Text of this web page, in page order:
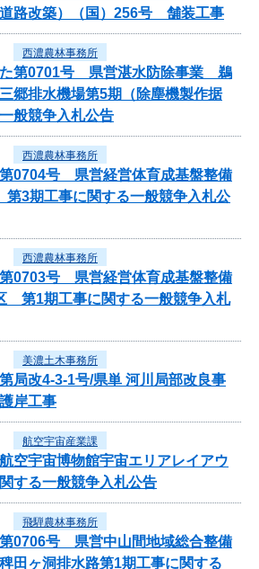
路改築）（国）256号 舗装工事
西濃農林事務所
た第0701号 県営湛水防除事業 鵜
郷排水機場第5期（除塵機製作据
般競争入札公告
西濃農林事務所
第0704号 県営経営体育成基盤整備
3期工事に関する一般競争入札公
西濃農林事務所
第0703号 県営経営体育成基盤整備
第1期工事に関する一般競争入札
美濃土木事務所
局改4-3-1号/県単 河川局部改良事
岸工事
航空宇宙産業課
空宇宙博物館宇宙エリアレイアウ
する一般競争入札公告
飛騨農林事務所
第0706号 県営中山間地域総合整備
ヶ洞排水路第1期工事に関する